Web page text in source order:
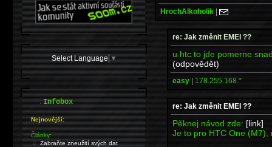
HrochAlkoholik |
re: Jak změnit EMEI ??
u htc to jde pomerne
(odpovědět)
easy | 178.255.168.*
re: Jak změnit EMEI ??
Pěknej návod zde: [link]
Je to pro HTC One
Select Language ▼
.Infobox
Nejnovější:
Články:
Zabraňte zneužití svých dat